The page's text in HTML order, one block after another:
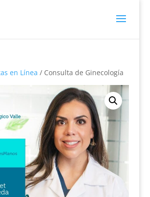
en Línea / Consulta de Ginecología